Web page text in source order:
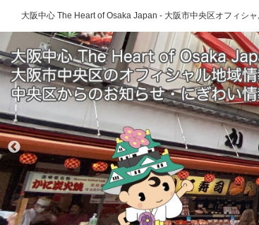
大阪中心 The Heart of Osaka Japan - 大阪市中央区オフィシ